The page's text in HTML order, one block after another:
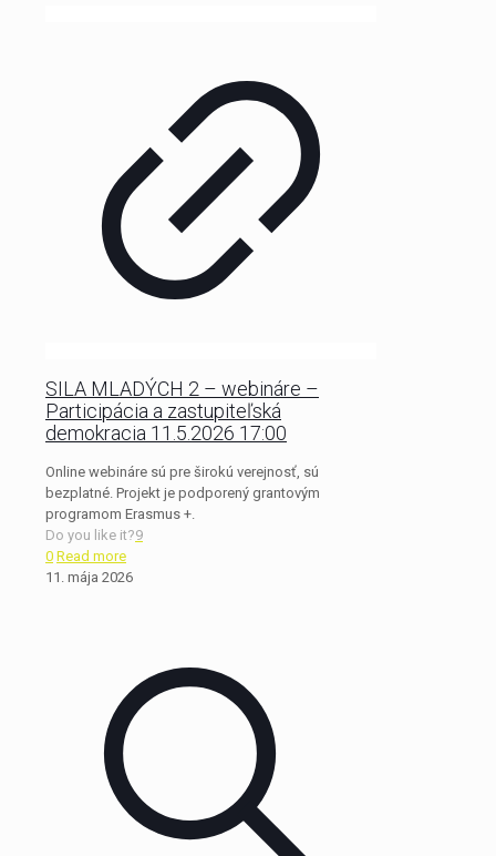
SILA MLADÝCH 2 – webináre –
Participácia a zastupiteľská
demokracia 11.5.2026 17:00
Online webináre sú pre širokú verejnosť, sú
bezplatné. Projekt je podporený grantovým
programom Erasmus +.
Do you like it?9
0 Read more
11. mája 2026